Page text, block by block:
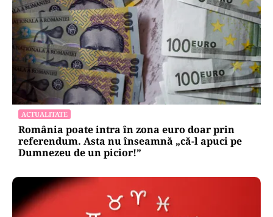
ACTUALITATE
România poate intra în zona euro doar prin
referendum. Asta nu înseamnă „că-l apuci pe
Dumnezeu de un picior!”